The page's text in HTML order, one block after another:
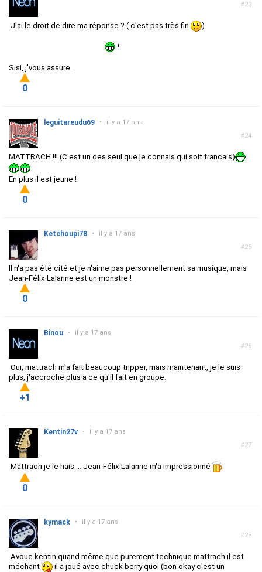
#23
J'ai le droit de dire ma réponse ? ( c'est pas très fin )
!
Sisi, j'vous assure.
0
#24
leguitareudu69 • il y a 17 ans
MATTRACH !!! (C'est un des seul que je connais qui soit francais)
En plus il est jeune !
0
#25
Ketchoupi78 • il y a 17 ans
Il n'a pas été cité et je n'aime pas personnellement sa musique, mais
Jean-Félix Lalanne est un monstre !
0
#26
Binou • il y a 17 ans
Oui, mattrach m'a fait beaucoup tripper, mais maintenant, je le suis
plus, j'accroche plus a ce qu'il fait en groupe.
+1
#27
Kentin27v • il y a 17 ans
Mattrach je le hais ... Jean-Félix Lalanne m'a impressionné
0
#28
kymack • il y a 17 ans
Avoue kentin quand même que purement technique mattrach il est
méchant
il a joué avec chuck berry quoi (bon okay c'est un